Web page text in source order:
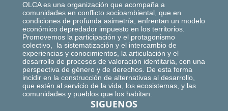
OLCA es una organización que acompaña a
comunidades en conflicto socioambiental, que en
condiciones de profunda asimetría, enfrentan un modelo
económico depredador impuesto en los territorios.
Promovemos la participación y el protagonismo
colectivo, la sistematización y el intercambio de
experiencias y conocimientos, la articulación y el
desarrollo de procesos de valoración identitaria, con una
perspectiva de género y de derechos. De esta forma
incidir en la construcción de alternativas al desarrollo,
que estén al servicio de la vida, los ecosistemas, y las
comunidades y pueblos que los habitan.
SIGUENOS